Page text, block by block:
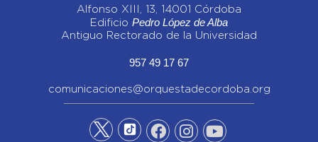
Alfonso XIII, 13, 14001 Córdoba
Edificio Pedro López de Alba
Antiguo Rectorado de la Universidad
957 49 17 67
comunicaciones@orquestadecordoba.org